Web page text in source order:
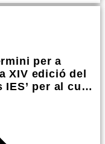
per a
XIV edició del
per al curs